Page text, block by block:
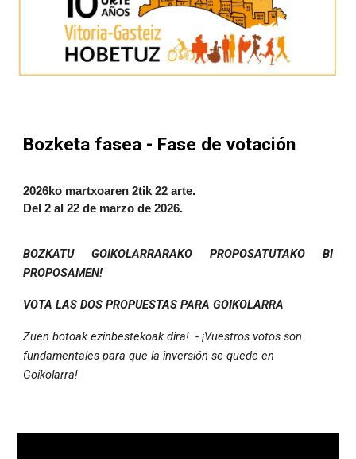
Bozketa fasea - Fase de votación
2026ko martxoaren 2tik 22 arte.
Del 2 al 22 de marzo de 2026.
BOZKATU GOIKOLARRARAKO PROPOSATUTAKO BI
PROPOSAMEN!
VOTA LAS DOS PROPUESTAS PARA GOIKOLARRA
Zuen botoak ezinbestekoak dira! - ¡Vuestros votos son
fundamentales para que la inversión se quede en
Goikolarra!